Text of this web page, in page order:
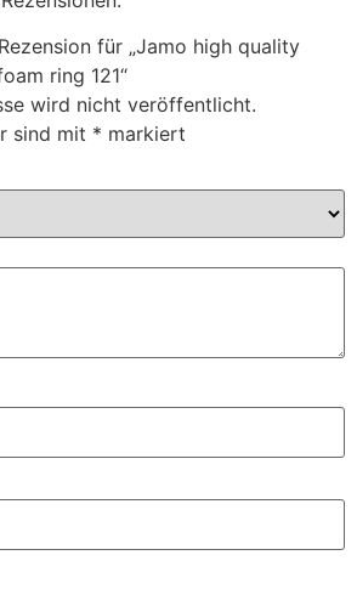
für „Jamo high quality
ring 121“
wird nicht veröffentlicht.
sind mit * markiert